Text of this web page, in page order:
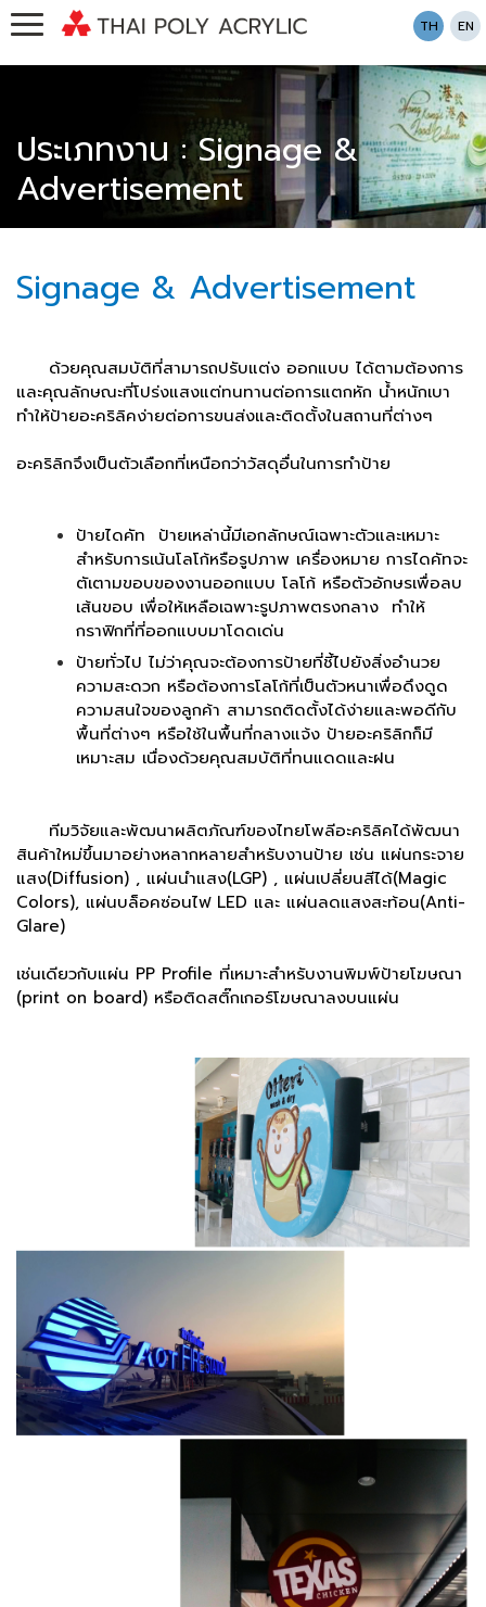
TH EN
ประเภทงาน : Signage &
Advertisement
Signage & Advertisement
ด้วยคุณสมบัติที่สามารถปรับแต่ง ออกแบบ ได้ตามต้องการ
และคุณลักษณะที่โปร่งแสงแต่ทนทานต่อการแตกหัก น้ำหนักเบา
ทำให้ป้ายอะคริลิคง่ายต่อการขนส่งและติดตั้งในสถานที่ต่างๆ
อะคริลิกจึงเป็นตัวเลือกที่เหนือกว่าวัสดุอื่นในการทำป้าย
ป้ายไดคัท ป้ายเหล่านี้มีเอกลักษณ์เฉพาะตัวและเหมาะ
สำหรับการเน้นโลโก้หรือรูปภาพ เครื่องหมาย การไดคัทจะ
ตัเตามขอบของงานออกแบบ โลโก้ หรือตัวอักษรเพื่อลบ
เส้นขอบ เพื่อให้เหลือเฉพาะรูปภาพตรงกลาง ทำให้
กราฟิกที่ที่ออกแบบมาโดดเด่น
ป้ายทั่วไป ไม่ว่าคุณจะต้องการป้ายที่ชี้ไปยังสิ่งอำนวย
ความสะดวก หรือต้องการโลโก้ที่เป็นตัวหนาเพื่อดึงดูด
ความสนใจของลูกค้า สามารถติดตั้งได้ง่ายและพอดีกับ
พื้นที่ต่างๆ หรือใช้ในพื้นที่กลางแจ้ง ป้ายอะคริลิกก็มี
เหมาะสม เนื่องด้วยคุณสมบัติที่ทนแดดและฝน
ทีมวิจัยและพัฒนาผลิตภัณฑ์ของไทยโพลีอะคริลิคได้พัฒนา
สินค้าใหม่ขึ้นมาอย่างหลากหลายสำหรับงานป้าย เช่น แผ่นกระจาย
แสง(Diffusion) , แผ่นนำแสง(LGP) , แผ่นเปลี่ยนสีได้(Magic
Colors), แผ่นบล็อคซ่อนไฟ LED และ แผ่นลดแสงสะท้อน(Anti-
Glare)
เช่นเดียวกับแผ่น PP Profile ที่เหมาะสำหรับงานพิมพ์ป้ายโฆษณา
(print on board) หรือติดสติ๊กเกอร์โฆษณาลงบนแผ่น